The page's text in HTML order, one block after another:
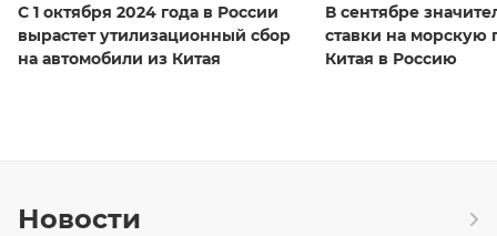
С 1 октября 2024 года в России
вырастет утилизационный сбор
на автомобили из Китая
В сентябре
ставки на морскую
Китая в Россию
Новости